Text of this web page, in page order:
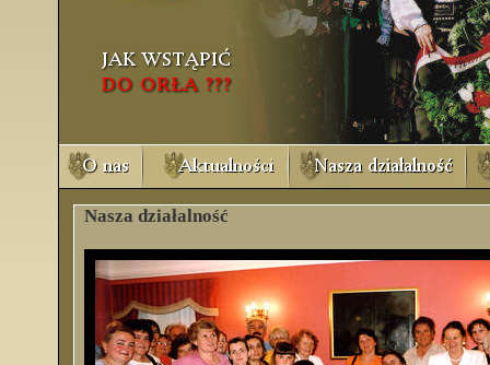
Nasza działalność